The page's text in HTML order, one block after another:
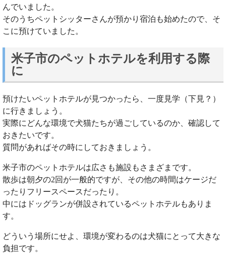
んでいました。
そのうちペットシッターさんが預かり宿泊も始めたので、そ
こに預けていました。
米子市のペットホテルを利用する際
に
預けたいペットホテルが見つかったら、一度見学（下見？）
に行きましょう。
実際にどんな環境で犬猫たちが過ごしているのか、確認して
おきたいです。
質問があればその時にしておきましょう。
米子市のペットホテルは広さも施設もさまざまです。
散歩は朝夕の2回が一般的ですが、その他の時間はケージだ
ったりフリースペースだったり。
中にはドッグランが併設されているペットホテルもありま
す。
どういう場所にせよ、環境が変わるのは犬猫にとって大きな
負担です。